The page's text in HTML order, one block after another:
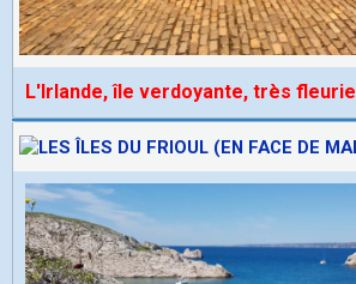
L'Irlande, île verdoyante, très fleurie